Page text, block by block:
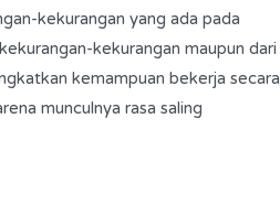
kekurangan yang ada pada
kekurangan maupun dari
kemampuan bekerja secara
munculnya rasa saling